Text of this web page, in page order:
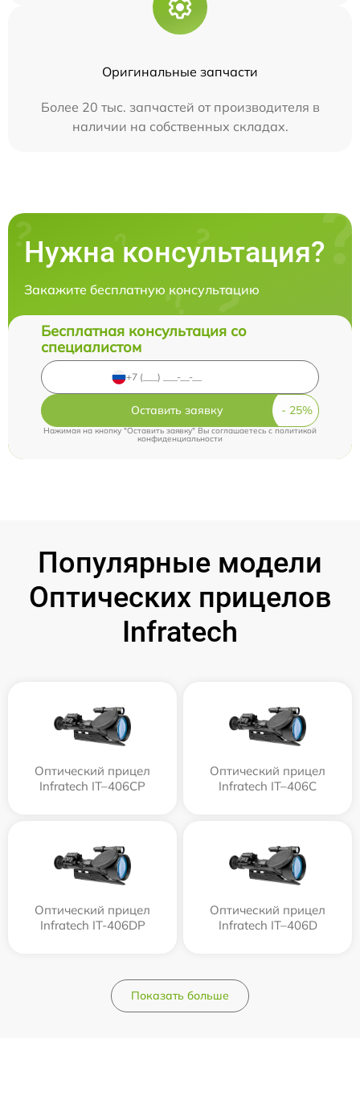
Оригинальные запчасти
Более 20 тыс. запчастей от производителя в
наличии на собственных складах.
Нужна консультация?
Закажите бесплатную консультацию
Бесплатная консультация со
специалистом
Оставить заявку
Нажимая на кнопку "Оставить заявку" Вы соглашаетесь cполитикой
конфиденциальности
Популярные модели
Оптических прицелов
Infratech
Оптический прицел
Infratech IT–406СP
Оптический прицел
Infratech IT–406С
Оптический прицел
Infratech IT-406DP
Оптический прицел
Infratech IT–406D
Показать больше